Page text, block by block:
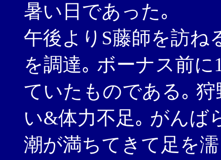
暑い日であった｡
午後よりS藤師を訪ね
を調達｡ ボーナス前
ていたものである｡
い&体力不足｡ がんば
潮が満ちてきて足を